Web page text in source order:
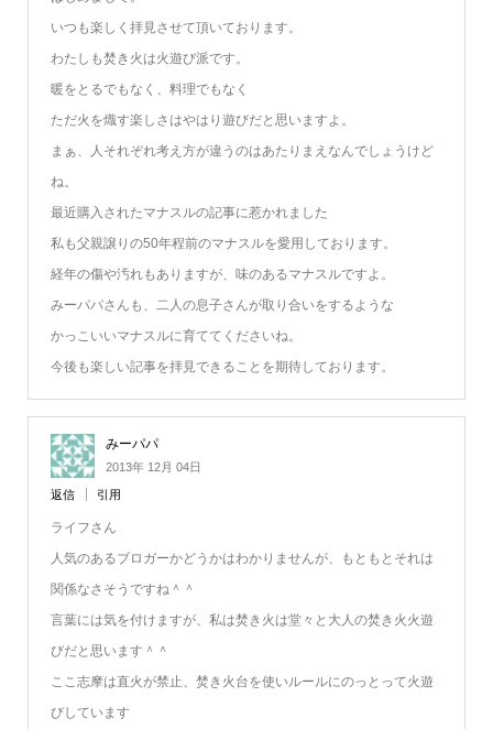
いつも楽しく拝見させて頂いております。
わたしも焚き火は火遊び派です。
暖をとるでもなく、料理でもなく
ただ火を熾す楽しさはやはり遊びだと思いますよ。
まぁ、人それぞれ考え方が違うのはあたりまえなんでしょうけど
ね。
最近購入されたマナスルの記事に惹かれました
私も父親譲りの50年程前のマナスルを愛用しております。
経年の傷や汚れもありますが、味のあるマナスルですよ。
みーパパさんも、二人の息子さんが取り合いをするような
かっこいいマナスルに育ててくださいね。
今後も楽しい記事を拝見できることを期待しております。
みーパパ
2013年 12月 04日
返信 引用
ライフさん
人気のあるブロガーかどうかはわかりませんが、もともとそれは
関係なさそうですね＾＾
言葉には気を付けますが、私は焚き火は堂々と大人の焚き火火遊
びだと思います＾＾
ここ志摩は直火が禁止、焚き火台を使いルールにのっとって火遊
びしています